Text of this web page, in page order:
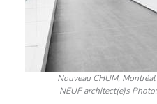
Nouveau CHUM,
NEUF architect(e)s